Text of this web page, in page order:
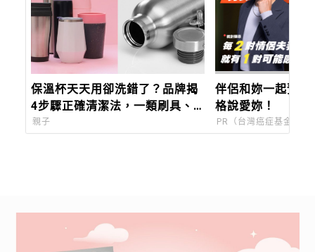
保溫杯天天用卻洗錯了？品牌揭
4步驟正確清潔法，一類刷具、
漂白劑千萬別用
親子
伴侶和妳一起預防
格說愛妳！
PR（台灣癌症基金會）